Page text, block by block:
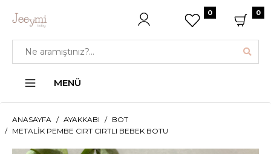
0 0
MENÜ
ANASAYFA AYAKKABI
BOT
METALIK PEMBE CIRT CIRTLI BEBEK BOTU